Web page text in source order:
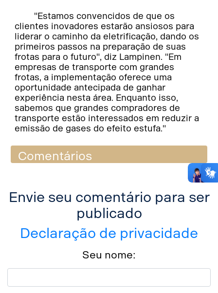
"Estamos convencidos de que os
clientes inovadores estarão ansiosos para
liderar o caminho da eletrificação, dando os
primeiros passos na preparação de suas
frotas para o futuro", diz Lampinen. "Em
empresas de transporte com grandes
frotas, a implementação oferece uma
oportunidade antecipada de ganhar
experiência nesta área. Enquanto isso,
sabemos que grandes compradores de
transporte estão interessados em reduzir a
emissão de gases do efeito estufa."
Comentários
Envie seu comentário para ser
publicado
Declaração de privacidade
Seu nome: